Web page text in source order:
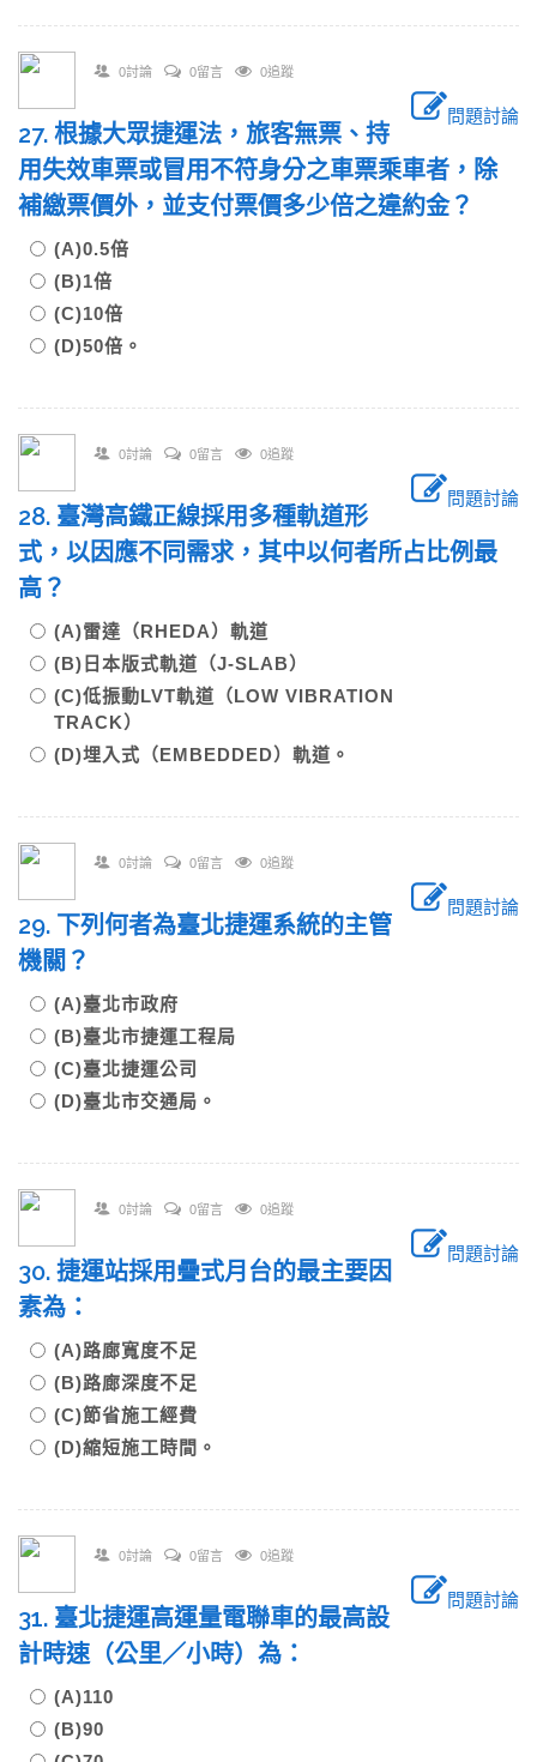
0討論 0留言 0追蹤
問題討論
27. 根據大眾捷運法，旅客無票、持
用失效車票或冒用不符身分之車票乘車者，除
補繳票價外，並支付票價多少倍之違約金？
(A)0.5倍
(B)1倍
(C)10倍
(D)50倍。
0討論 0留言 0追蹤
問題討論
28. 臺灣高鐵正線採用多種軌道形
式，以因應不同需求，其中以何者所占比例最
高？
(A)雷達（RHEDA）軌道
(B)日本版式軌道（J-SLAB）
(C)低振動LVT軌道（LOW VIBRATION
TRACK）
(D)埋入式（EMBEDDED）軌道。
0討論 0留言 0追蹤
問題討論
29. 下列何者為臺北捷運系統的主管
機關？
(A)臺北市政府
(B)臺北市捷運工程局
(C)臺北捷運公司
(D)臺北市交通局。
0討論 0留言 0追蹤
問題討論
30. 捷運站採用疊式月台的最主要因
素為：
(A)路廊寬度不足
(B)路廊深度不足
(C)節省施工經費
(D)縮短施工時間。
0討論 0留言 0追蹤
問題討論
31. 臺北捷運高運量電聯車的最高設
計時速（公里／小時）為：
(A)110
(B)90